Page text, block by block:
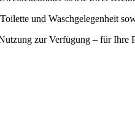
und Waschgelegenheit
zur Verfügung – für Ihre